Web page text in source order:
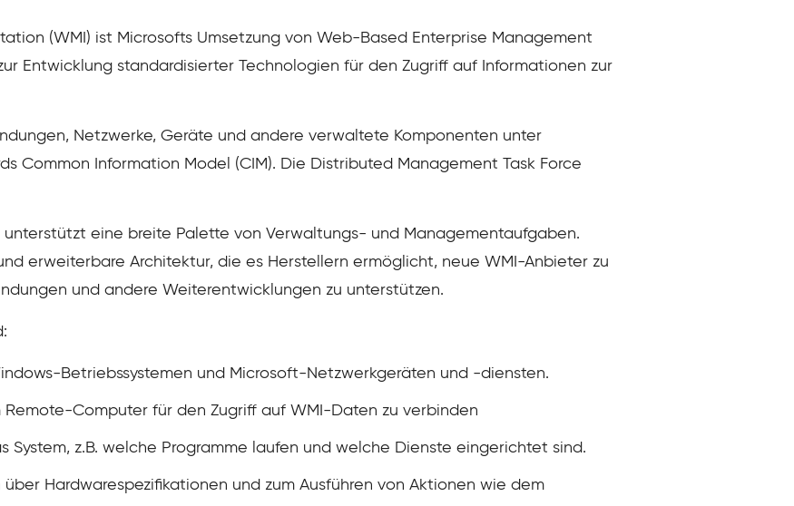
(WMI) ist Microsofts Umsetzung von Web-Based Enterprise Management
Entwicklung standardisierter Technologien für den Zugriff auf Informationen zur
Netzwerke, Geräte und andere verwaltete Komponenten unter
Common Information Model (CIM). Die Distributed Management Task Force
eine breite Palette von Verwaltungs- und Managementaufgaben.
erweiterbare Architektur, die es Herstellern ermöglicht, neue WMI-Anbieter zu
und andere Weiterentwicklungen zu unterstützen.
Betriebssystemen und Microsoft-Netzwerkgeräten und -diensten.
Remote-Computer für den Zugriff auf WMI-Daten zu verbinden
System, z.B. welche Programme laufen und welche Dienste eingerichtet sind.
Hardwarespezifikationen und zum Ausführen von Aktionen wie dem